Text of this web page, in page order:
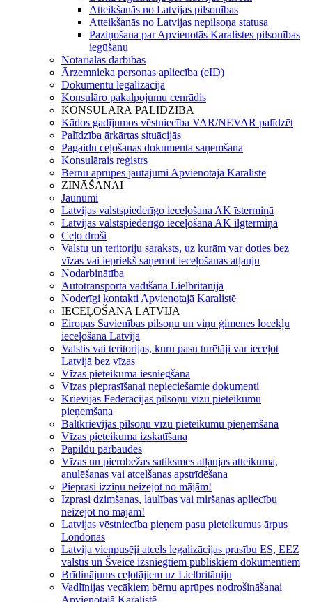
Atteikšanās no Latvijas pilsonības
Atteikšanās no Latvijas nepilsoņa statusa
Paziņošana par Apvienotās Karalistes pilsonības
iegūšanu
Notariālās darbības
Ārzemnieka personas apliecība (eID)
Dokumentu legalizācija
Konsulāro pakalpojumu cenrādis
KONSULĀRĀ PALĪDZĪBA
Kādos gadījumos vēstniecība VAR/NEVAR palīdzēt
Palīdzība ārkārtas situācijās
Pagaidu ceļošanas dokumenta saņemšana
Konsulārais reģistrs
Bērnu aprūpes jautājumi Apvienotajā Karalistē
ZINĀŠANAI
Jaunumi
Latvijas valstspiederīgo ieceļošana AK īstermiņā
Latvijas valstspiederīgo ieceļošana AK ilgtermiņā
Ceļo droši
Valstu un teritoriju saraksts, uz kurām var doties bez
vīzas vai iepriekš saņemot ieceļošanas atļauju
Nodarbinātība
Autotransporta vadīšana Lielbritānijā
Noderīgi kontakti Apvienotajā Karalistē
IECEĻOŠANA LATVIJĀ
Eiropas Savienības pilsoņu un viņu ģimenes locekļu
ieceļošana Latvijā
Valstis vai teritorijas, kuru pasu turētāji var ieceļot
Latvijā bez vīzas
Vīzas pieteikuma iesniegšana
Vīzas pieprasīšanai nepieciešamie dokumenti
Krievijas Federācijas pilsoņu vīzu pieteikumu
pieņemšana
Baltkrievijas pilsoņu vīzu pieteikumu pieņemšana
Vīzas pieteikuma izskatīšana
Papildu pārbaudes
Vīzas un pierobežas satiksmes atļaujas atteikuma,
anulēšanas vai atcelšanas apstrīdēšana
Pieprasi izziņu neizejot no mājām!
Izprasi dzimšanas, laulības vai miršanas apliecību
neizejot no mājām!
Latvijas vēstniecība pieņem pasu pieteikumus ārpus
Londonas
Latvija vienpusēji atcels legalizācijas prasību ES, EEZ
valstīs un Šveicē izsniegtiem publiskiem dokumentiem
Brīdinājums ceļotājiem uz Lielbritāniju
Vadlīnijas vecākiem bērnu aprūpes nodrošināšanai
Apvienotajā Karalistē